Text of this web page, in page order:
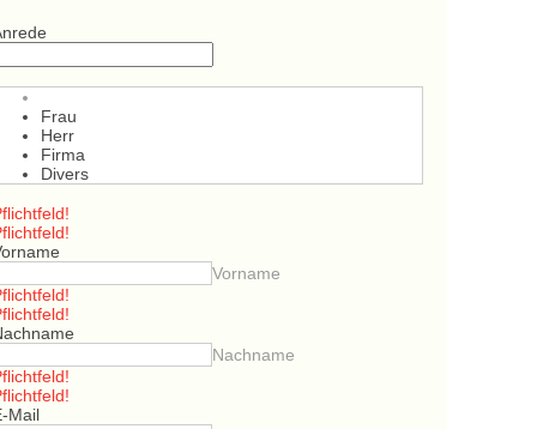
Frau
Herr
Firma
Divers
Vorname
Nachname
Mail